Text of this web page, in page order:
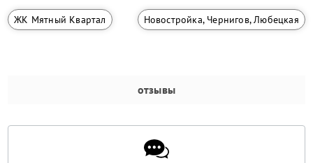
ЖК Мятный Квартал Новостройка, Чернигов, Любецкая
отзывы